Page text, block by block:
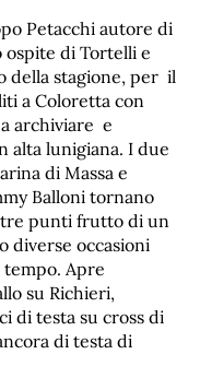
Petacchi autore di
di Tortelli e
della stagione, per il
a Coloretta con
archiviare e
alta lunigiana. I due
di Massa e
Balloni tornano
tre punti frutto di un
diverse occasioni
Apre
su Richieri,
di testa su cross di
di testa di